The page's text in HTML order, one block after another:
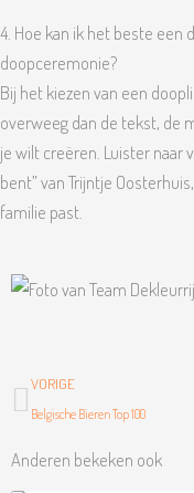
4. Hoe kan ik het beste een
doopceremonie?
Bij het kiezen van een
overweeg dan de tekst, de
je wilt creëren. Luister naar
bent” van Trijntje
familie past.
Vorige
VORIGE
Belgische Bieren Top 100
Anderen bekeken ook